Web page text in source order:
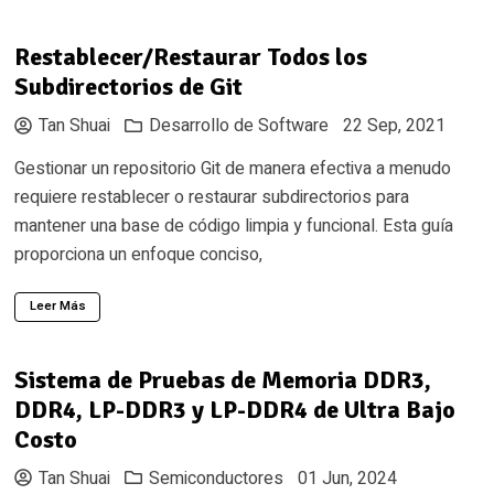
Restablecer/Restaurar Todos los
Subdirectorios de Git
Tan Shuai Desarrollo de Software 22 Sep, 2021
Gestionar un repositorio Git de manera efectiva a menudo
requiere restablecer o restaurar subdirectorios para
mantener una base de código limpia y funcional. Esta guía
proporciona un enfoque conciso,
Leer Más
Sistema de Pruebas de Memoria DDR3,
DDR4, LP-DDR3 y LP-DDR4 de Ultra Bajo
Costo
Tan Shuai Semiconductores 01 Jun, 2024